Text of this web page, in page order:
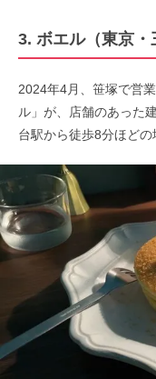
3. ボエル（東京・
2024年4月、笹塚で営
ル」が、店舗のあった
台駅から徒歩8分ほどの